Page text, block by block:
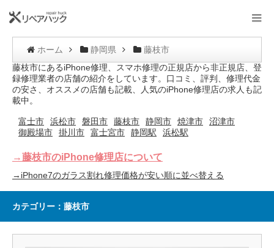
ホーム 静岡県
藤枝市
藤枝市にあるiPhone修理、スマホ修理の正規店から非正規店、登
録修理業者の店舗の紹介をしています。口コミ、評判、修理代金
の安さ、オススメの店舗も記載、人気のiPhone修理店の求人も記
載中。
富士市 浜松市 磐田市 藤枝市 静岡市 焼津市
沼津市
御殿場市
掛川市 富士宮市 静岡駅 浜松駅
→藤枝市のiPhone修理店について
→iPhone7のガラス割れ修理価格が安い順に並べ替える
カテゴリー：藤枝市